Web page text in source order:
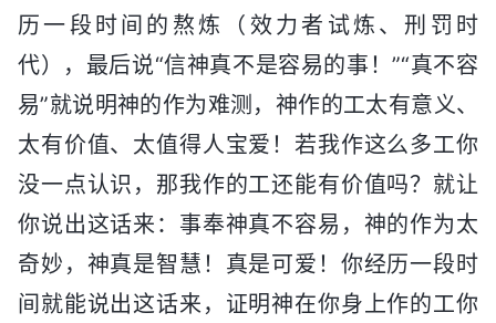
历一段时间的熬炼（效力者试炼、刑罚时
代），最后说“信神真不是容易的事！”“真不容
易”就说明神的作为难测，神作的工太有意义、
太有价值、太值得人宝爱！若我作这么多工你
没一点认识，那我作的工还能有价值吗？就让
你说出这话来：事奉神真不容易，神的作为太
奇妙，神真是智慧！真是可爱！你经历一段时
间就能说出这话来，证明神在你身上作的工你